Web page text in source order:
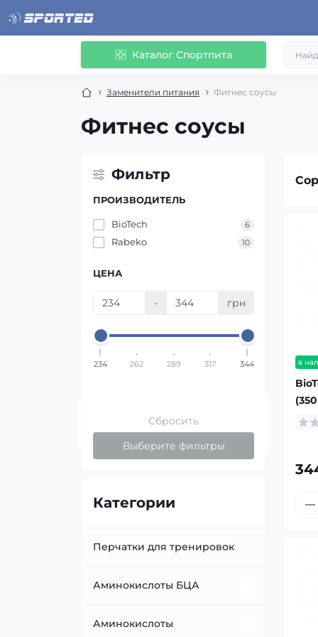
Каталог Спортпита
Заменители питания Фитнес соусы
Фитнес соусы
Фильтр
ПРОИЗВОДИТЕЛЬ
BioTech 6
Rabeko 10
ЦЕНА
- грн
234 262 289 317 344
Сбросить
Выберите фильтры
Категории
Перчатки для тренировок
Аминокислоты БЦА
BCAA в порошке
Аминокислоты
в